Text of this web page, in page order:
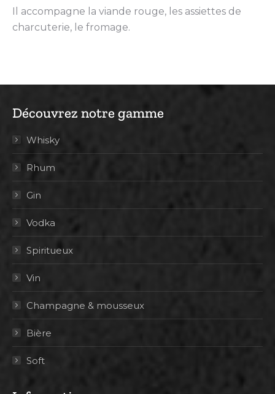
Il accompagne la viande rouge, les assiettes de
charcuterie, le fromage.
Découvrez notre gamme
Whisky
Rhum
Gin
Vodka
Spiritueux
Vin
Champagne & mousseux
Bière
Soft